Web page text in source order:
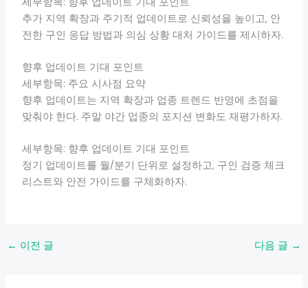
추가 지역 확장과 주기적 업데이트로 신뢰성을 높이고, 안
전한 구인 응답 방법과 의심 상황 대처 가이드를 제시하자.
향후 업데이트 기대 포인트
세부항목: 주요 시사점 요약
향후 업데이트는 지역 확장과 업종 트렌드 반영에 초점을
맞춰야 한다. 주말 야간 업종의 포지션 변화도 재평가하자.
세부항목: 향후 업데이트 기대 포인트
정기 업데이트를 월/분기 단위로 설정하고, 구인 검증 체크
리스트와 안전 가이드를 구체화하자.
← 이전 글 다음 글 →